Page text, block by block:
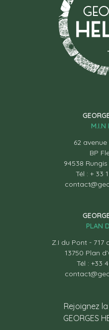
M.I.N
62
BP
94538
Tél : + 33
PLAN
Z.I du Pont - 717
13750 Plan
Tél : +33
Rejoignez
GEORGES